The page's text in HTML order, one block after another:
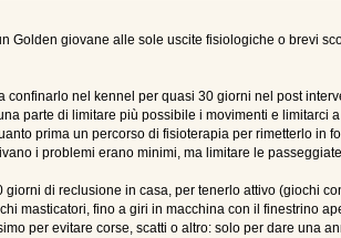
Golden giovane alle sole uscite fisiologiche o brevi
nel kennel per quasi 30 giorni nel post
parte di limitare più possibile i movimenti e limitarci
prima un percorso di fisioterapia per rimetterlo in
i problemi erano minimi, ma limitare le
di reclusione in casa, per tenerlo attivo (giochi
masticatori, fino a giri in macchina con il finestrino
per evitare corse, scatti o altro: solo per dare una